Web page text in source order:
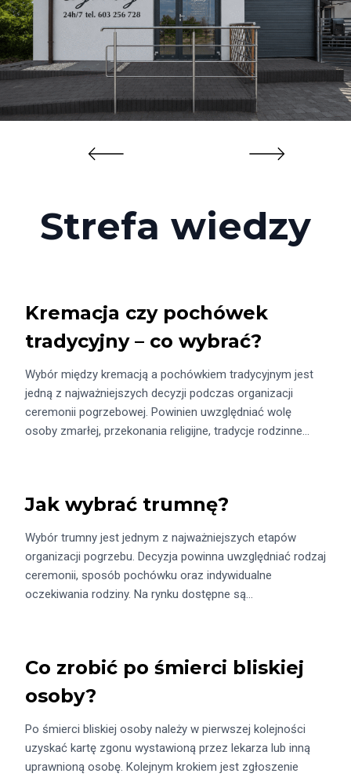
Strefa wiedzy
Kremacja czy pochówek
tradycyjny – co wybrać?
Wybór między kremacją a pochówkiem tradycyjnym jest
jedną z najważniejszych decyzji podczas organizacji
ceremonii pogrzebowej. Powinien uwzględniać wolę
osoby zmarłej, przekonania religijne, tradycje rodzinne…
Jak wybrać trumnę?
Wybór trumny jest jednym z najważniejszych etapów
organizacji pogrzebu. Decyzja powinna uwzględniać rodzaj
ceremonii, sposób pochówku oraz indywidualne
oczekiwania rodziny. Na rynku dostępne są…
Co zrobić po śmierci bliskiej
osoby?
Po śmierci bliskiej osoby należy w pierwszej kolejności
uzyskać kartę zgonu wystawioną przez lekarza lub inną
uprawnioną osobę. Kolejnym krokiem jest zgłoszenie